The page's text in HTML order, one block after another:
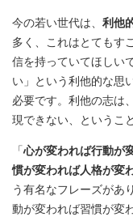
今の若い世代は、 利他
多く、これはとてもす
信を持っていてほしい
い」という利他的な思
必要です。利他の志は
現できない、というこ
「心が変われば行動が
慣が変われば人格が変
う有名なフレーズがあ
動が変われば習慣が変